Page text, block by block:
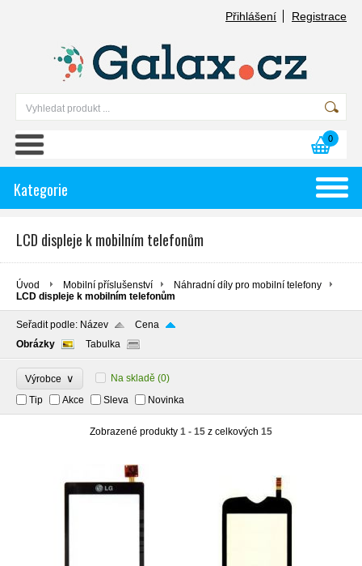
Přihlášení Registrace
0
Kategorie
LCD displeje k mobilním telefonům
Úvod Mobilní příslušenství
Náhradní díly pro mobilní telefony
LCD displeje k mobilním telefonům
Seřadit podle: Název
Cena
Obrázky
Tabulka
Výrobce ∨ Na skladě (0)
Tip
Akce Sleva Novinka
Zobrazené produkty 1 - 15 z celkových 15